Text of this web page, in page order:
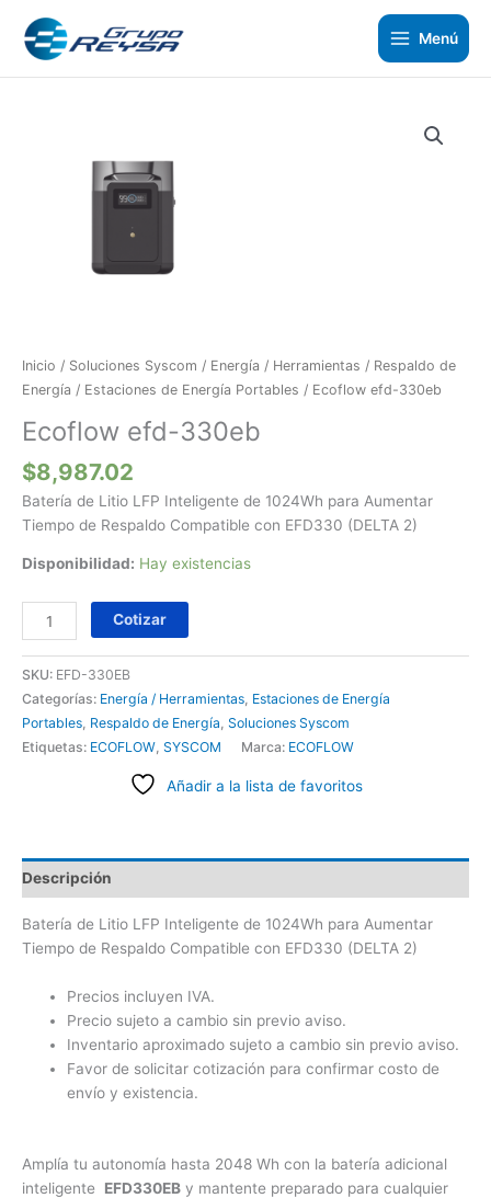
contenido
Menú
Inicio / Soluciones Syscom / Energía / Herramientas / Respaldo de
Energía / Estaciones de Energía Portables / Ecoflow efd-330eb
Ecoflow efd-330eb
$8,987.02
Batería de Litio LFP Inteligente de 1024Wh para Aumentar
Tiempo de Respaldo Compatible con EFD330 (DELTA 2)
Disponibilidad: Hay existencias
Cotizar
SKU: EFD-330EB
Categorías: Energía / Herramientas, Estaciones de Energía
Portables, Respaldo de Energía, Soluciones Syscom
Etiquetas: ECOFLOW, SYSCOM Marca: ECOFLOW
Añadir a la lista de favoritos
Descripción
Batería de Litio LFP Inteligente de 1024Wh para Aumentar
Tiempo de Respaldo Compatible con EFD330 (DELTA 2)
Precios incluyen IVA.
Precio sujeto a cambio sin previo aviso.
Inventario aproximado sujeto a cambio sin previo aviso.
Favor de solicitar cotización para confirmar costo de
envío y existencia.
Amplía tu autonomía hasta 2048 Wh con la batería adicional
inteligente EFD330EB y mantente preparado para cualquier